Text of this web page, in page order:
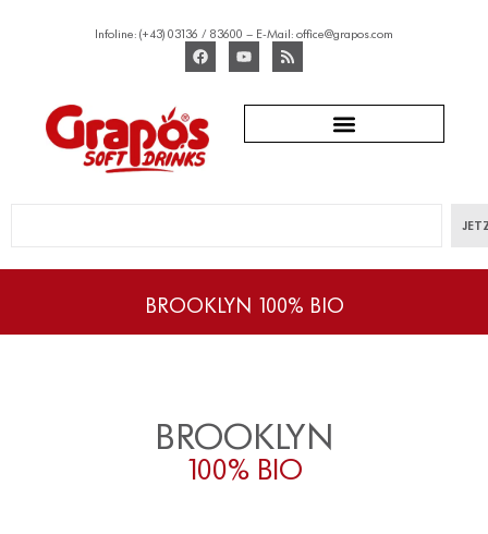
Infoline: (+43) 03136 / 83600 – E-Mail: office@grapos.com
BROOKLYN 100% BIO
BROOKLYN
100% BIO